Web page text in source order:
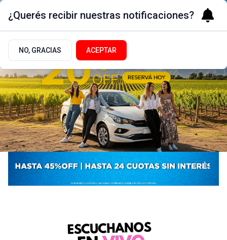
¿Querés recibir nuestras notificaciones?
NO, GRACIAS ACEPTAR